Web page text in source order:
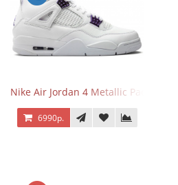
Nike Air Jordan 4 Metallic Pack Purple
6990р.